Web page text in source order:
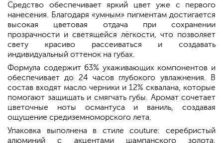
Средство обеспечивает яркий цвет уже с первого
нанесения. Благодаря «умным» пигментам достигается
высокая цветовая отдача при сохранении
прозрачности и светящейся лёгкости, что позволяет
свету красиво рассеиваться и создавать
индивидуальный оттенок на губах.
Формула содержит 63% ухаживающих компонентов и
обеспечивает до 24 часов глубокого увлажнения. В
состав входят масло черники и 12% сквалана, которые
помогают защищать и смягчать губы. Аромат сочетает
цветочные ноты османтуса и ваниль, создавая
ощущение средиземноморского лета.
Упаковка выполнена в стиле couture: серебристый
алюминий с акцентами шампанского золота,